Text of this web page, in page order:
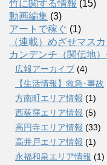
竹に関する情報 (15)
動画編集 (3)
アートで稼ぐ (1)
（連載）めざせマスカ
カンデンチ（関伝地
広報アーカイブ (4)
【生活情報】救急･事故
方南町エリア情報 (1)
西荻窪エリア情報 (5)
高円寺エリア情報 (33)
高井戸エリア情報 (1)
永福和泉エリア情報 (1)